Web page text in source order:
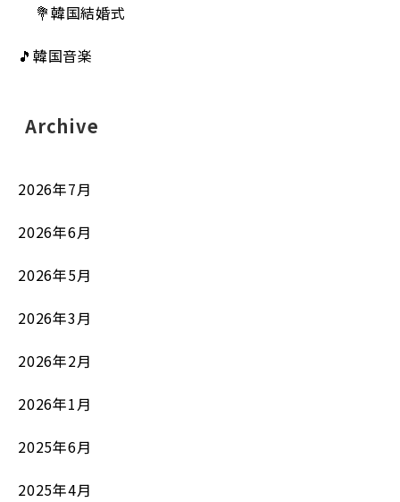
💐韓国結婚式
🎵韓国音楽
Archive
2026年7月
2026年6月
2026年5月
2026年3月
2026年2月
2026年1月
2025年6月
2025年4月